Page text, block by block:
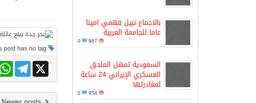
“سبيس إكس” تطلق 24 قمرًا صناعيًا جديدًا إلى الفضاء
بالاجماع نبيل فهمي امينا
عاما للجامعة العربية
987
السعودية تمهل الملحق
العسكري الإيراني 24 ساعة
لمغادرتها
954
Telegram X